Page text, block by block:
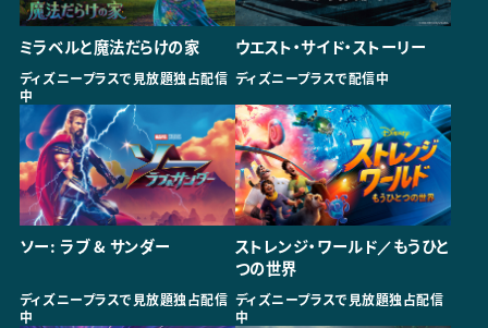
ミラベルと魔法だらけの家
ディズニープラスで見放題独占配信
中
ウエスト・サイド・ストーリー
ディズニープラスで配信中
ソー: ラブ & サンダー
ディズニープラスで見放題独占配信
中
ストレンジ・ワールド／もうひと
つの世界
ディズニープラスで見放題独占配信
中